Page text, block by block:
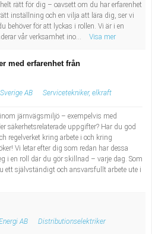
Socialpedagog
rätt för dig – oavsett om du har erfarenhet
inställning och en vilja att lära dig, ser vi
för att lyckas i rollen. Vi är i en
vår verksamhet ino...
Visa mer
med erfarenhet från
AB Servicetekniker, elkraft
järnvägsmiljö – exempelvis med
säkerhetsrelaterade uppgifter? Har du god
regelverket kring arbete i och kring
Vi letar efter dig som redan har dessa
i en roll där du gör skillnad – varje dag. Som
ett självständigt och ansvarsfullt arbete ute i
AB Distributionselektriker